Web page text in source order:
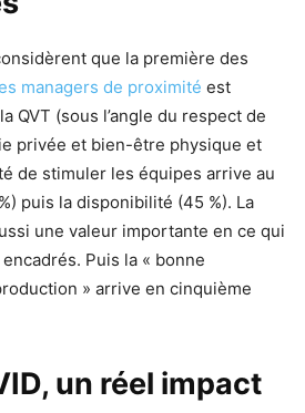
que la première des
managers de proximité est
QVT (sous l’angle du respect de
privée et bien-être physique et
de stimuler les équipes arrive au
puis la disponibilité (45 %). La
une valeur importante en ce qui
Puis la « bonne
» arrive en cinquième
un réel impact